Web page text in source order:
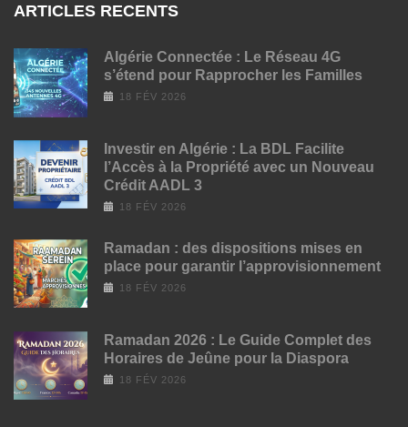
ARTICLES RECENTS
Algérie Connectée : Le Réseau 4G
s’étend pour Rapprocher les Familles
18 FÉV 2026
Investir en Algérie : La BDL Facilite
l’Accès à la Propriété avec un Nouveau
Crédit AADL 3
18 FÉV 2026
Ramadan : des dispositions mises en
place pour garantir l’approvisionnement
18 FÉV 2026
Ramadan 2026 : Le Guide Complet des
Horaires de Jeûne pour la Diaspora
18 FÉV 2026